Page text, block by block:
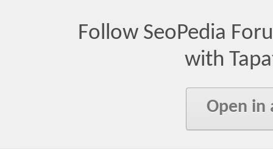
Follow SeoPedia
with
Open in